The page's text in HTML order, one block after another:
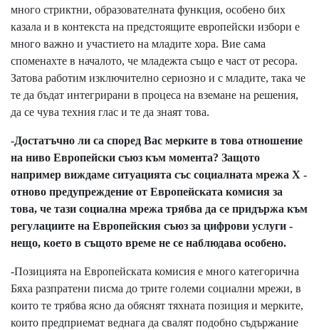
много стриктни, образователната функция, особено бих
казала и в контекста на предстоящите европейски избори е
много важно и участието на младите хора. Вие сама
споменахте в началото, че младежта също е част от ресора.
Затова работим изключително сериозно и с младите, така че
те да бъдат интегрирани в процеса на вземане на решения,
да се чува техния глас и те да знаят това.
-Достатъчно ли са според Вас мерките в това отношение
на ниво Европейски съюз към момента? Защото
например виждаме ситуацията със социалната мрежа X -
отново предупреждение от Европейската комисия за
това, че тази социална мрежа трябва да се придържа към
регулациите на Европейския съюз за цифрови услуги -
нещо, което в същото време не се наблюдава особено.
-Позицията на Европейската комисия е много категорична
Бяха разпратени писма до трите големи социални мрежи, в
които те трябва ясно да обяснят тяхната позиция и мерките,
които предприемат веднага да свалят подобно съдържание